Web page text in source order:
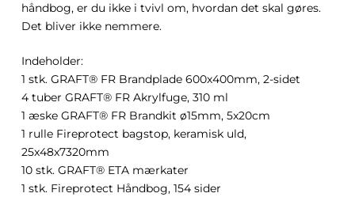
håndbog, er du ikke i tvivl om, hvordan det skal gøres.
Det bliver ikke nemmere.
Indeholder:
1 stk. GRAFT® FR Brandplade 600x400mm, 2-sidet
4 tuber GRAFT® FR Akrylfuge, 310 ml
1 æske GRAFT® FR Brandkit ø15mm, 5x20cm
1 rulle Fireprotect bagstop, keramisk uld,
25x48x7320mm
10 stk. GRAFT® ETA mærkater
1 stk. Fireprotect Håndbog, 154 sider